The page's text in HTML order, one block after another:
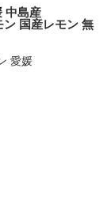
中島産
国産レモン 無
愛媛